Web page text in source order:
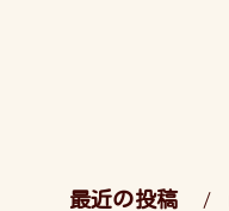
最近の投稿